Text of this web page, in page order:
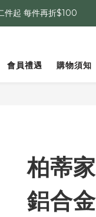
件起 每件再折$100
會員禮遇 購物須知
柏蒂
鋁合